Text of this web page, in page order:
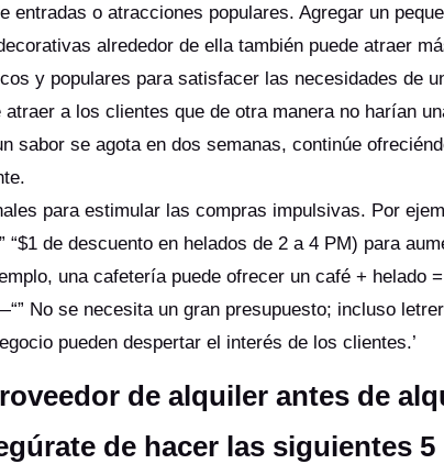
entradas o atracciones populares. Agregar un
alrededor de ella también puede atraer
y populares para satisfacer las necesidades de
a los clientes que de otra manera no harían
sabor se agota en dos semanas, continúe
para estimular las compras impulsivas. Por
de descuento en helados de 2 a 4 PM) para
una cafetería puede ofrecer un café + helado
No se necesita un gran presupuesto; incluso
pueden despertar el interés de los clientes.’
de alquiler antes de
de hacer las siguientes 5